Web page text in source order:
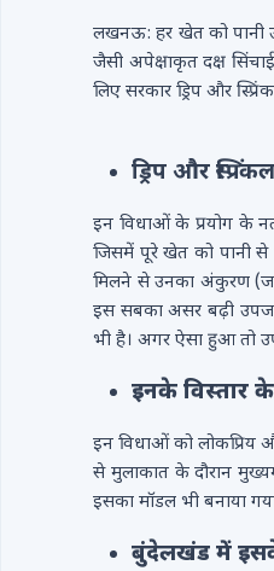
लखनऊ: हर खेत को पानी
जैसी अपेक्षाकृत दक्ष
लिए सरकार ड्रिप और
ड्रिप और
इन विधाओं के प्रयोग के
जिसमें पूरे खेत को पानी से
मिलने से उनका अंकुरण
इस सबका असर बढ़ी उपज
भी है। अगर ऐसा हुआ तो
इनके विस्तार
इन विधाओं को लोकप्रिय
से मुलाकात के दौरान
इसका मॉडल भी बनाया
बुंदेलखंड में इसके